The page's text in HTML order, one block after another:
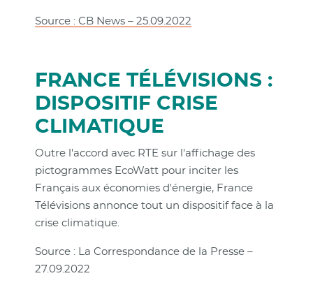
Source : CB News – 25.09.2022
FRANCE TÉLÉVISIONS :
DISPOSITIF CRISE
CLIMATIQUE
Outre l'accord avec RTE sur l'affichage des
pictogrammes EcoWatt pour inciter les
Français aux économies d'énergie, France
Télévisions annonce tout un dispositif face à la
crise climatique.
Source : La Correspondance de la Presse –
27.09.2022